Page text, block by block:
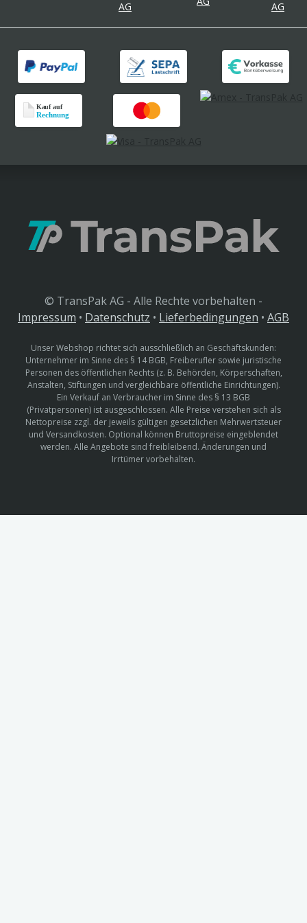
© TransPak AG - Alle Rechte vorbehalten -
Impressum • Datenschutz • Lieferbedingungen • AGB
Unser Webshop richtet sich ausschließlich an Geschäftskunden:
Unternehmer im Sinne des § 14 BGB, Freiberufler sowie juristische
Personen des öffentlichen Rechts (z. B. Behörden, Körperschaften,
Anstalten, Stiftungen und vergleichbare öffentliche Einrichtungen).
Ein Verkauf an Verbraucher im Sinne des § 13 BGB
(Privatpersonen) ist ausgeschlossen. Alle Preise verstehen sich als
Nettopreise zzgl. der jeweils gültigen gesetzlichen Mehrwertsteuer
und Versandkosten. Optional können Bruttopreise eingeblendet
werden. Alle Angebote sind freibleibend. Änderungen und
Irrtümer vorbehalten.